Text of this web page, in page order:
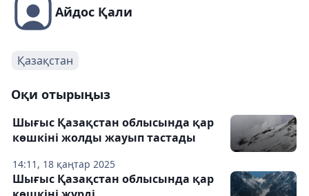
Айдос Қали
Қазақстан
Оқи отырыңыз
14:11, 18 қаңтар 2025
Шығыс Қазақстан облысында қар
көшкіні жолды жауып тастады
Шығыс Қазақстан облысында қар